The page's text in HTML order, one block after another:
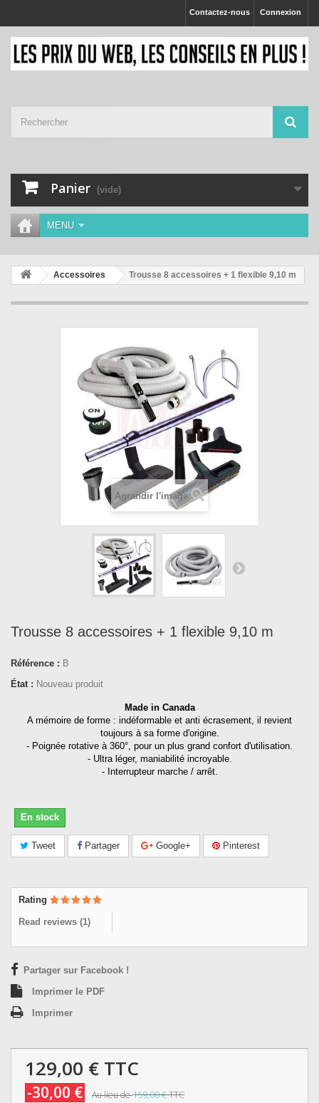
Connexion
Contactez-nous
Panier (vide)
MENU
Accessoires Trousse 8 accessoires + 1 flexible 9,10 m
Agrandir l'image
Trousse 8 accessoires + 1 flexible 9,10 m
Référence : B
État : Nouveau produit
Made in Canada
A mémoire de forme : indéformable et anti écrasement, il revient
toujours à sa forme d'origine.
- Poignée rotative à 360°, pour un plus grand confort d'utilisation.
- Ultra léger, maniabilité incroyable.
- Interrupteur marche / arrêt.
En stock
Tweet Partager Google+ Pinterest
Rating
Read reviews (1)
Partager sur Facebook !
Imprimer le PDF
Imprimer
129,00 € TTC
-30,00 € Au lieu de159,00 €TTC